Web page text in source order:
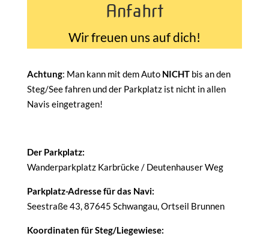
Anfahrt
Wir freuen uns auf dich!
Achtung: Man kann mit dem Auto NICHT bis an den
Steg/See fahren und der Parkplatz ist nicht in allen
Navis eingetragen!
Der Parkplatz:
Wanderparkplatz Karbrücke / Deutenhauser Weg
Parkplatz-Adresse für das Navi:
Seestraße 43, 87645 Schwangau, Ortseil Brunnen
Koordinaten für Steg/Liegewiese: